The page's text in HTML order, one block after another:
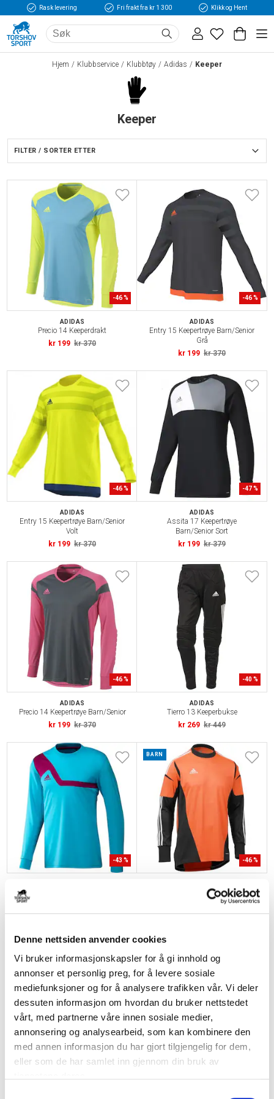
Denne nettsiden anvender cookies
Vi bruker informasjonskapsler for å gi innhold og
annonser et personlig preg, for å levere sosiale
mediefunksjoner og for å analysere trafikken vår. Vi deler
dessuten informasjon om hvordan du bruker nettstedet
vårt, med partnerne våre innen sosiale medier,
annonsering og analysearbeid, som kan kombinere den
med annen informasjon du har gjort tilgjengelig for dem,
eller som de har samlet inn gjennom din bruk av
Rask levering Fri frakt fra kr 1 300 Klikk og Hent
Hjem Klubbservice Klubbtøy Adidas Keeper
Keeper
FILTER / SORTER ETTER
-46 %
ADIDAS
Precio 14 Keeperdrakt
kr 199 kr 370
-46 %
ADIDAS
Entry 15 Keepertrøye Barn/Senior
Grå
kr 199 kr 370
-46 %
ADIDAS
Entry 15 Keepertrøye Barn/Senior
Volt
kr 199 kr 370
-47 %
ADIDAS
Assita 17 Keepertrøye
Barn/Senior Sort
kr 199 kr 379
-46 %
ADIDAS
Precio 14 Keepertrøye Barn/Senior
kr 199 kr 370
-40 %
ADIDAS
Tierro 13 Keeperbukse
kr 269 kr 449
-43 %
Bilvo 13 Keeperdrakt Barn/Senior
-46 %
BARN
Condivo12 Keepertrøye Junior
Fotball Oransje
kr 199 kr 370
- 46 %